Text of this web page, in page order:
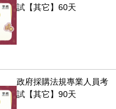
試【其它】60天
政府採購法規專業人員考
試【其它】90天